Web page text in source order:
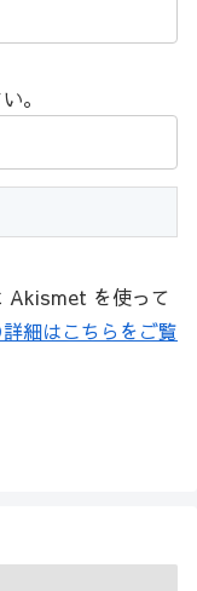
。
Akismet を使って
細はこちらをご覧